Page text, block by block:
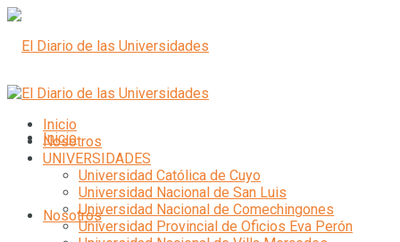
Inicio
Nosotros
Inicio
Nosotros
UNIVERSIDADES
Universidad Católica de Cuyo
Universidad Nacional de San Luis
Universidad Nacional de Comechingones
Universidad Provincial de Oficios Eva Perón